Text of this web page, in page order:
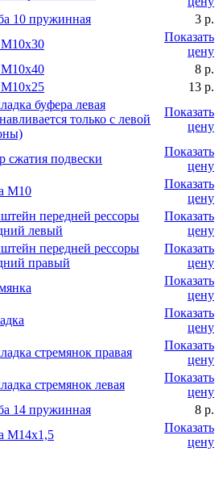
10 пружинная
3 р.
М10х30
Показать
цену
М10х40
8 р.
М10х25 13 р.
буфера левая
только с левой
Показать
цену
сжатия подвески
Показать
цену
М10
Показать
цену
передней рессоры
левый
Показать
цену
передней рессоры
правый
Показать
цену
Показать
цену
Показать
цену
стремянок правая
Показать
цену
стремянок левая
Показать
цену
14 пружинная
8 р.
М14х1,5
Показать
цену